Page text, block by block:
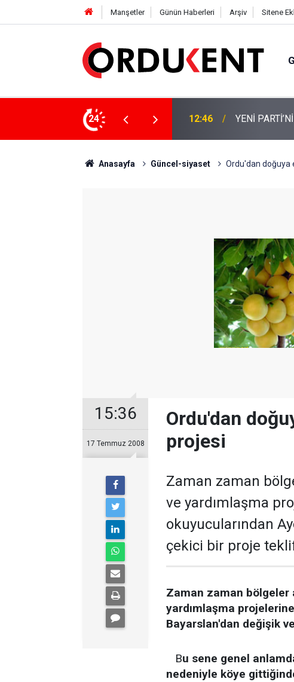
Manşetler Günün Haberleri Arşiv Sitene
24
KURUCU KADROSU AÇIKLANDI 12:22 YENİ PARTİ
Anasayfa Güncel-siyaset Ordu'dan doğuya
15:36
17 Temmuz 2008
Ordu'dan
projesi
Zaman zaman
ve yardımlaşma
okuyucularından
çekici bir proje
Zaman zaman bölgeler
yardımlaşma
Bayarslan'dan değişik
Bu sene genel
nedeniyle köye